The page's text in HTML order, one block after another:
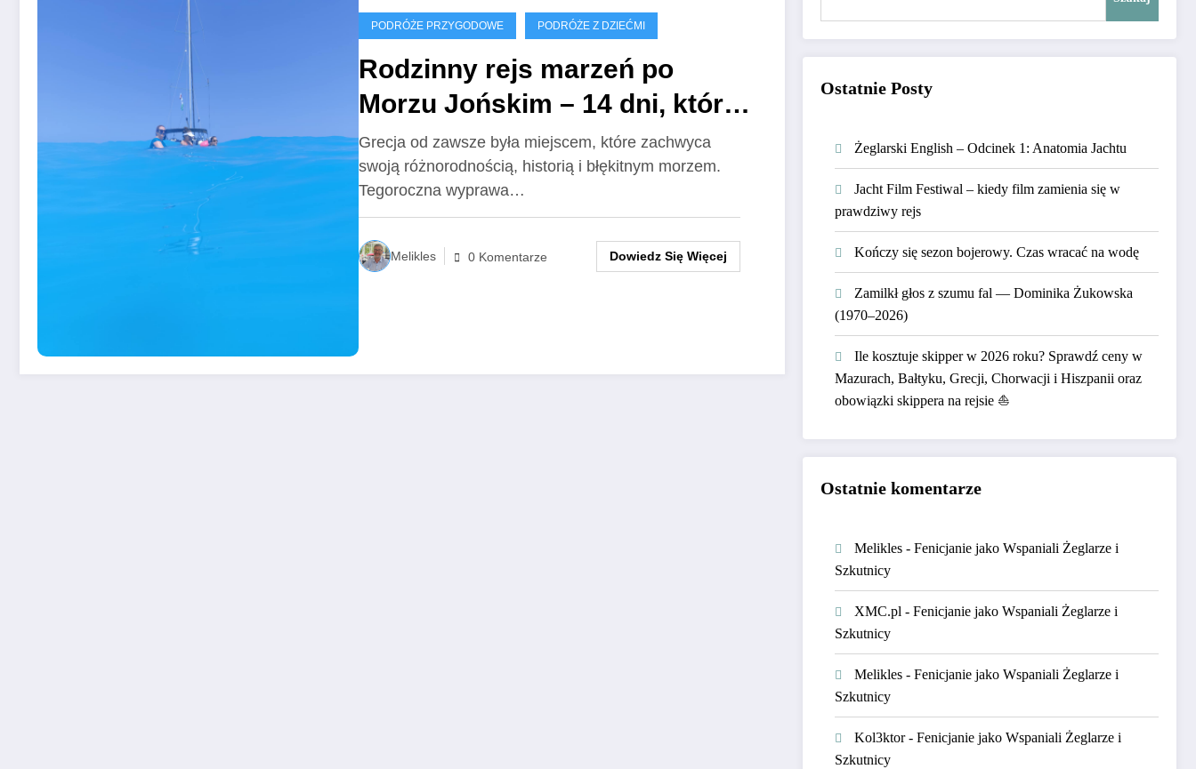
PODRÓŻE PRZYGODOWE PODRÓŻE Z DZIEĆMI
Rodzinny rejs marzeń po
Morzu Jońskim – 14 dni, które
zostają w sercu na zawsze!
Grecja od zawsze była miejscem, które zachwyca
swoją różnorodnością, historią i błękitnym morzem.
Tegoroczna wyprawa…
Melikles 0 Komentarze Dowiedz Się Więcej
Ostatnie Posty
Żeglarski English – Odcinek 1: Anatomia Jachtu
Jacht Film Festiwal – kiedy film zamienia się w
prawdziwy rejs
Kończy się sezon bojerowy. Czas wracać na wodę
Zamilkł głos z szumu fal — Dominika Żukowska
(1970–2026)
Ile kosztuje skipper w 2026 roku? Sprawdź ceny w
Mazurach, Bałtyku, Grecji, Chorwacji i Hiszpanii oraz
obowiązki skippera na rejsie ⛵
Ostatnie komentarze
Melikles -Fenicjanie jako Wspaniali Żeglarze i
Szkutnicy
XMC.pl -Fenicjanie jako Wspaniali Żeglarze i
Szkutnicy
Melikles -Fenicjanie jako Wspaniali Żeglarze i
Szkutnicy
Kol3ktor-Fenicjanie jako Wspaniali Żeglarze i
Szkutnicy